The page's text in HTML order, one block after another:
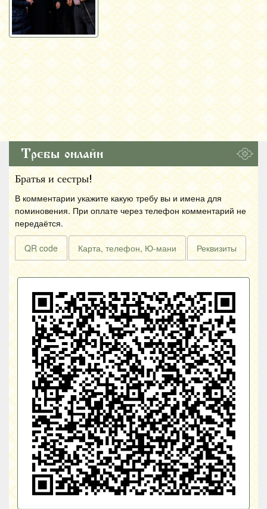
Требы онлайн
Братья и сестры!
В комментарии укажите какую требу вы и имена для
поминовения. При оплате через телефон комментарий не
передаётся.
QR code Карта, телефон, Ю-мани Реквизиты